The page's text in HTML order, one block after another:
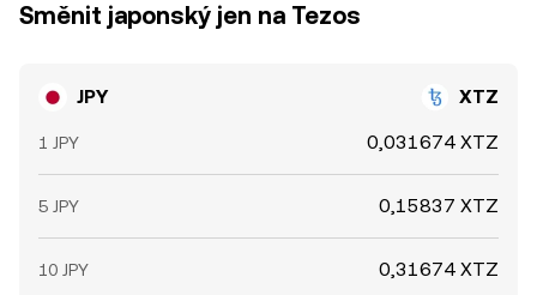
Směnit japonský jen na Tezos
JPY XTZ
1 JPY 0,031674 XTZ
5 JPY 0,15837 XTZ
10 JPY 0,31674 XTZ